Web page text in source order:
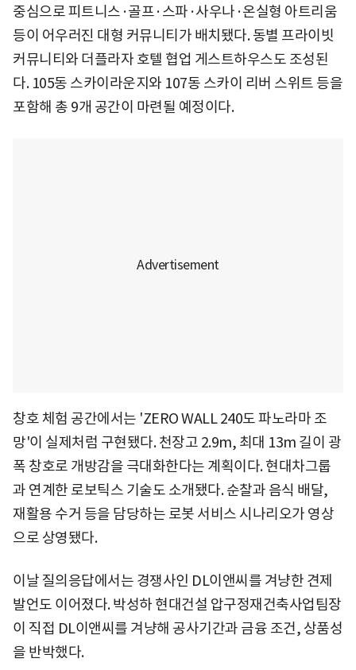
중심으로 피트니스·골프·스파·사우나·온실형 아트리움
등이 어우러진 대형 커뮤니티가 배치됐다. 동별 프라이빗
커뮤니티와 더플라자 호텔 협업 게스트하우스도 조성된
다. 105동 스카이라운지와 107동 스카이 리버 스위트 등을
포함해 총 9개 공간이 마련될 예정이다.
창호 체험 공간에서는 'ZERO WALL 240도 파노라마 조
망'이 실제처럼 구현됐다. 천장고 2.9m, 최대 13m 길이 광
폭 창호로 개방감을 극대화한다는 계획이다. 현대차그룹
과 연계한 로보틱스 기술도 소개됐다. 순찰과 음식 배달,
재활용 수거 등을 담당하는 로봇 서비스 시나리오가 영상
으로 상영됐다.
이날 질의응답에서는 경쟁사인 DL이앤씨를 겨냥한 견제
발언도 이어졌다. 박성하 현대건설 압구정재건축사업팀장
이 직접 DL이앤씨를 겨냥해 공사기간과 금융 조건, 상품성
을 반박했다.